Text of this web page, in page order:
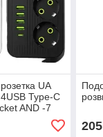
UA
Type-C
AND -7
205